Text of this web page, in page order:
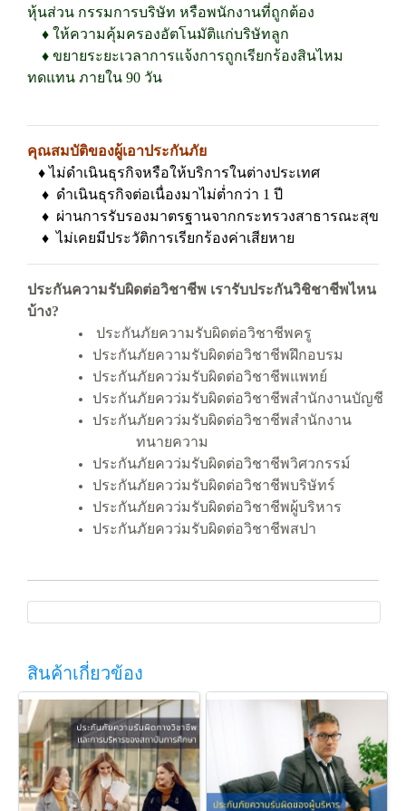
หุ้นส่วน กรรมการบริษัท หรือพนักงานที่ถูกต้อง
♦ ให้ความคุ้มครองอัตโนมัติแก่บริษัทลูก
♦ ขยายระยะเวลาการแจ้งการถูกเรียกร้องสินไหม
ทดแทน ภายใน 90 วัน
คุณสมบัติของผู้เอาประกันภัย
♦ไม่ดำเนินธุรกิจหรือให้บริการในต่างประเทศ
♦ ดำเนินธุรกิจต่อเนื่องมาไม่ต่ำกว่า 1 ปี
♦ ผ่านการรับรองมาตรฐานจากกระทรวงสาธารณะสุข
♦ไม่เคยมีประวัติการเรียกร้องค่าเสียหาย
ประกันความรับผิดต่อวิชาชีพ เรารับประกันวิชิชาชีพไหน
บ้าง?
ประกันภัยความรับผิดต่อวิชาชีพครู
ประกันภัยความรับผิดต่อวิชาชีพฝึกอบรม
ประกันภัยควว่มรับผิดต่อวิชาชีพแพทย์
ประกันภัยควว่มรับผิดต่อวิชาชีพสำนักงานบัญชี
ประกันภัยควว่มรับผิดต่อวิชาชีพสำนักงาน
ทนายความ
ประกันภัยควว่มรับผิดต่อวิชาชีพวิศวกรรม์
ประกันภัยควว่มรับผิดต่อวิชาชีพบริษัทร์
ประกันภัยควว่มรับผิดต่อวิชาชีพผู้บริหาร
ประกันภัยควว่มรับผิดต่อวิชาชีพสปา
สินค้าเกี่ยวข้อง